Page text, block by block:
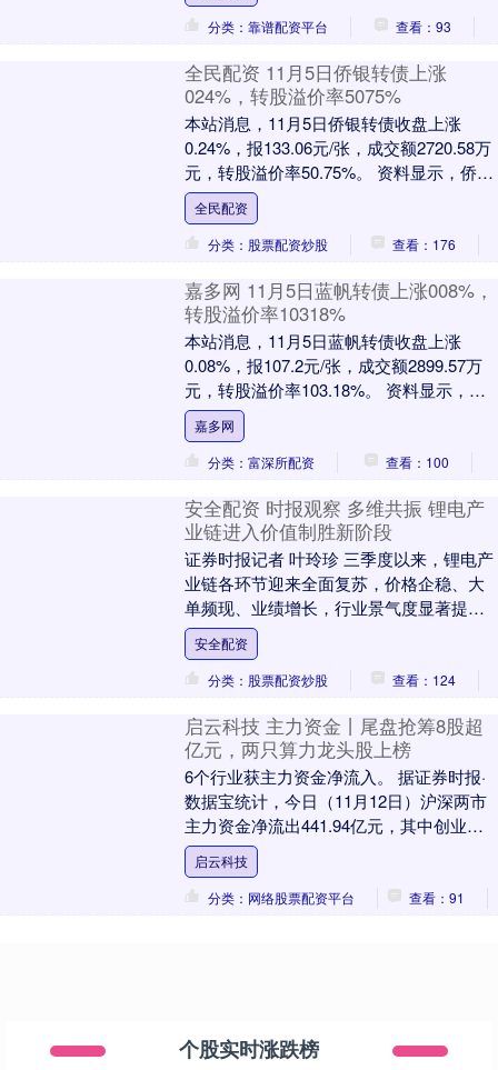
分类：靠谱配资平台
查看：93
全民配资 11月5日侨银转债上涨
024%，转股溢价率5075%
本站消息，11月5日侨银转债收盘上涨
0.24%，报133.06元/张，成交额2720.58万
元，转股溢价率50.75%。 资料显示，侨银
转债信用级别为“A+”，....
全民配资
分类：股票配资炒股
查看：176
嘉多网 11月5日蓝帆转债上涨008%，
转股溢价率10318%
本站消息，11月5日蓝帆转债收盘上涨
0.08%，报107.2元/张，成交额2899.57万
元，转股溢价率103.18%。 资料显示，蓝
帆转债信用级别为“AA-”....
嘉多网
分类：富深所配资
查看：100
安全配资 时报观察 多维共振 锂电产
业链进入价值制胜新阶段
证券时报记者 叶玲珍 三季度以来，锂电产
业链各环节迎来全面复苏，价格企稳、大
单频现、业绩增长，行业景气度显著提
升。其中，六氟磷酸锂作为涨价急先锋，
价格在一个月内....
安全配资
分类：股票配资炒股
查看：124
启云科技 主力资金丨尾盘抢筹8股超
亿元，两只算力龙头股上榜
6个行业获主力资金净流入。 据证券时报·
数据宝统计，今日（11月12日）沪深两市
主力资金净流出441.94亿元，其中创业板
净流出155.66亿元，沪深300成份....
启云科技
分类：网络股票配资平台
查看：91
个股实时涨跌榜